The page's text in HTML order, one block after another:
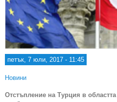
петък, 7 юли, 2017 - 11:45
Новини
Отстъпление на Турция в